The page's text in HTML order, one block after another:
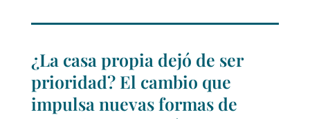
¿La casa propia dejó de ser
prioridad? El cambio que
impulsa nuevas formas de